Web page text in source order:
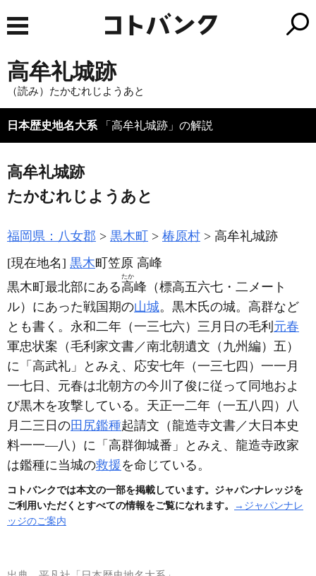
高牟礼城跡
（読み）たかむれじようあと
日本歴史地名大系 「高牟礼城跡」の解説
高牟礼城跡
たかむれじようあと
福岡県：八女郡 黒木町 椿原村
高牟礼城跡
[現在地名] 黒木町笠原 高峰
黒木町最北部にある高
たか
峰 （標高五六七・二メート
ル） にあった戦国期の山城。黒木氏の城。高群など
とも書く。永和二年 （一三七六） 三月日の毛利 元春
軍忠状案 （毛利家文書／南北朝遺文（九州編）五）
に「高武礼」とみえ、応安七年 （一三七四） 一一月
一七日、元春は北朝方の今川了俊に従って同地およ
び黒木を攻撃している。天正一二年 （一五八四） 八
月二三日の田尻鑑種起請文 （龍造寺文書／大日本史
料一一―八） に「高群御城番」とみえ、龍造寺政家
は鑑種に当城の救援を命じている。
コトバンクでは本文の一部を掲載しています。ジャパンナレッジを
ご利用いただくとすべての情報をご覧になれます。
→ジャパンナレ
ッジのご案内